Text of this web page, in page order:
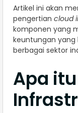
Artikel ini akan
pengertian cloud
komponen yang
keuntungan yang
berbagai sektor
Apa